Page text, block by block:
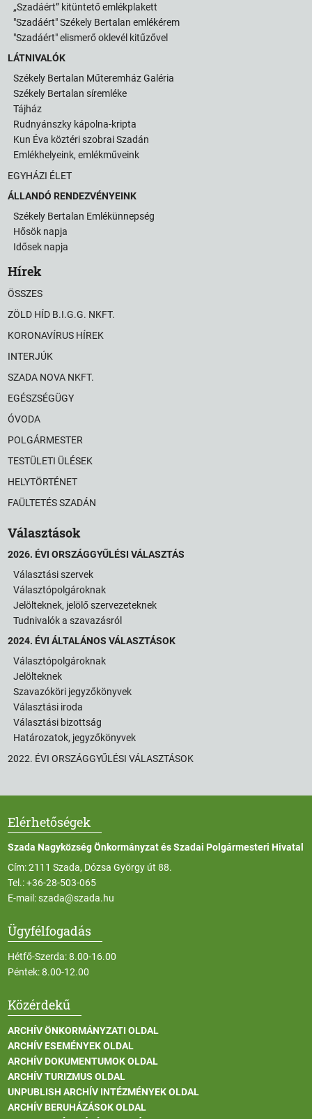
„Szadáért” kitüntető emlékplakett
"Szadáért" Székely Bertalan emlékérem
"Szadáért" elismerő oklevél kitűzővel
LÁTNIVALÓK
Székely Bertalan Műteremház Galéria
Székely Bertalan síremléke
Tájház
Rudnyánszky kápolna-kripta
Kun Éva köztéri szobrai Szadán
Emlékhelyeink, emlékműveink
EGYHÁZI ÉLET
ÁLLANDÓ RENDEZVÉNYEINK
Székely Bertalan Emlékünnepség
Hősök napja
Idősek napja
Hírek
ÖSSZES
ZÖLD HÍD B.I.G.G. NKFT.
KORONAVÍRUS HÍREK
INTERJÚK
SZADA NOVA NKFT.
EGÉSZSÉGÜGY
ÓVODA
POLGÁRMESTER
TESTÜLETI ÜLÉSEK
HELYTÖRTÉNET
FAÜLTETÉS SZADÁN
Választások
2026. ÉVI ORSZÁGGYŰLÉSI VÁLASZTÁS
Választási szervek
Választópolgároknak
Jelölteknek, jelölő szervezeteknek
Tudnivalók a szavazásról
2024. ÉVI ÁLTALÁNOS VÁLASZTÁSOK
Választópolgároknak
Jelölteknek
Szavazóköri jegyzőkönyvek
Választási iroda
Választási bizottság
Határozatok, jegyzőkönyvek
2022. ÉVI ORSZÁGGYŰLÉSI VÁLASZTÁSOK
Elérhetőségek
Szada Nagyközség Önkormányzat és Szadai Polgármesteri Hivatal
Cím: 2111 Szada, Dózsa György út 88.
Tel.:+36-28-503-065
E-mail:szada@szada.hu
Ügyfélfogadás
Hétfő-Szerda: 8.00-16.00
Péntek: 8.00-12.00
Közérdekű
ARCHÍV ÖNKORMÁNYZATI OLDAL
ARCHÍV ESEMÉNYEK OLDAL
ARCHÍV DOKUMENTUMOK OLDAL
ARCHÍV TURIZMUS OLDAL
UNPUBLISH ARCHÍV INTÉZMÉNYEK OLDAL
ARCHÍV BERUHÁZÁSOK OLDAL